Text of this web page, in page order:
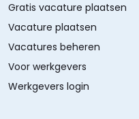
Gratis vacature plaatsen
Vacature plaatsen
Vacatures beheren
Voor werkgevers
Werkgevers login